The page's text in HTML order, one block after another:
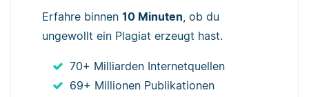
Erfahre binnen 10 Minuten, ob du
ungewollt ein Plagiat erzeugt hast.
70+ Milliarden Internetquellen
69+ Millionen Publikationen